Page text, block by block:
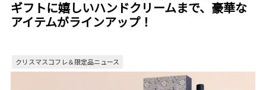
ギフトに嬉しいハンドクリームまで、豪華な
アイテムがラインアップ！
クリスマスコフレ＆限定品ニュース